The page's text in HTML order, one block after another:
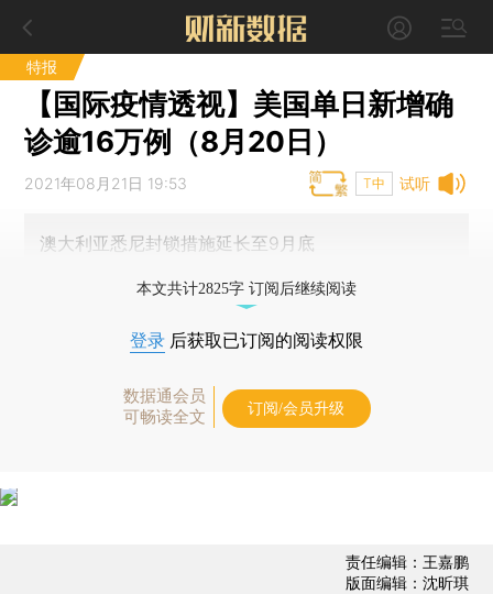
特报
【国际疫情透视】美国单日新增确
诊逾16万例（8月20日）
试听
2021年08月21日 19:53 T中
澳大利亚悉尼封锁措施延长至9月底
本文共计2825字 订阅后继续阅读
登录 后获取已订阅的阅读权限
数据通会员
可畅读全文
订阅/会员升级
责任编辑：王嘉鹏
版面编辑：沈昕琪